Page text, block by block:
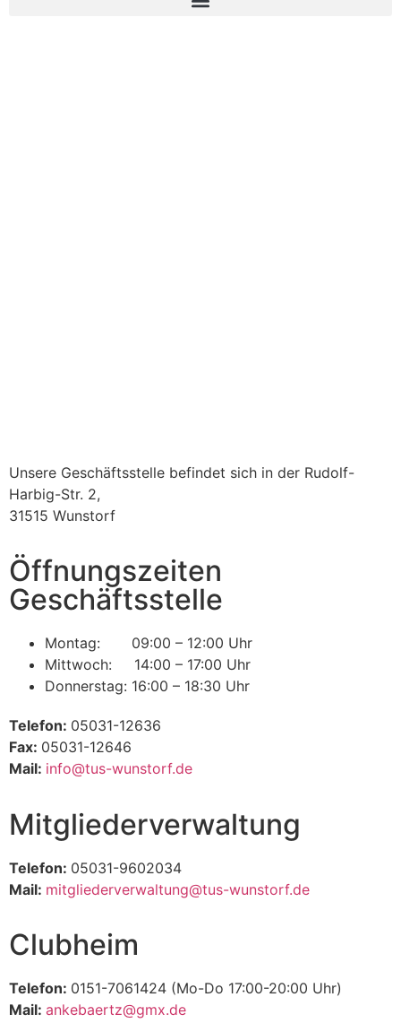
Unsere Geschäftsstelle befindet sich in der Rudolf-
Harbig-Str. 2,
31515 Wunstorf
Öffnungszeiten
Geschäftsstelle
Montag: 09:00 – 12:00 Uhr
Mittwoch: 14:00 – 17:00 Uhr
Donnerstag: 16:00 – 18:30 Uhr
Telefon: 05031-12636
Fax: 05031-12646
Mail: info@tus-wunstorf.de
Mitgliederverwaltung
Telefon: 05031-9602034
Mail: mitgliederverwaltung@tus-wunstorf.de
Clubheim
Telefon: 0151-7061424 (Mo-Do 17:00-20:00 Uhr)
Mail: ankebaertz@gmx.de